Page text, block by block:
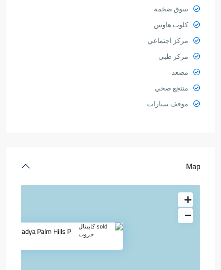
سوق ضخمة
كلوب هاوس
مركز اجتماعي
مركز طبي
مصعد
منتجع صحي
موقف سيارات
Map
in Badya Palm Hills P